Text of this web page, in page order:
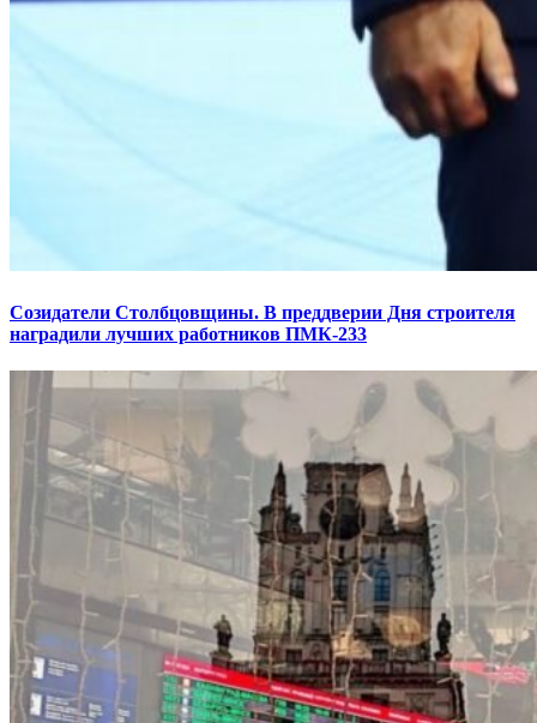
Созидатели Столбцовщины. В преддверии Дня строителя
наградили лучших работников ПМК-233